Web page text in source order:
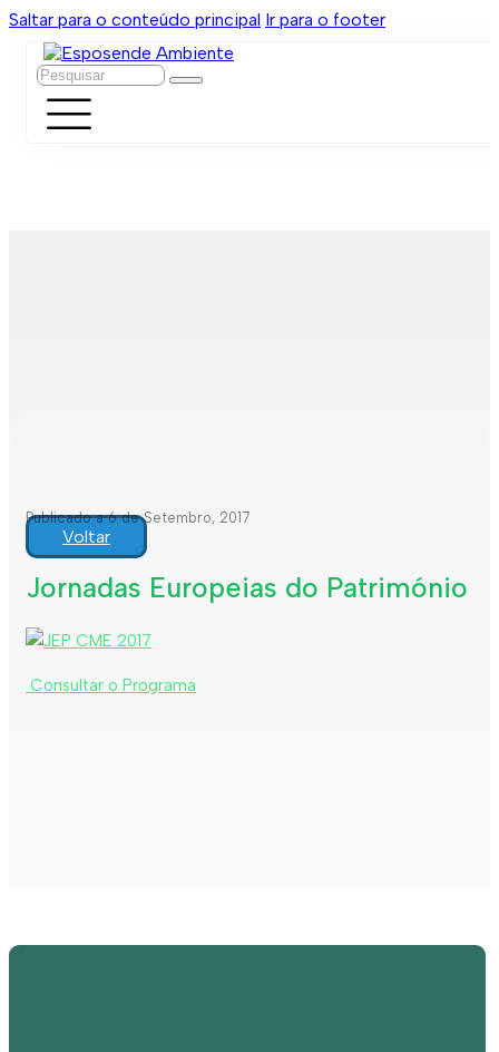
Saltar para o conteúdo principal Ir para o footer
Pesquisar
Publicado a 6 de Setembro, 2017
Voltar
Jornadas Europeias do Património
Consultar o Programa